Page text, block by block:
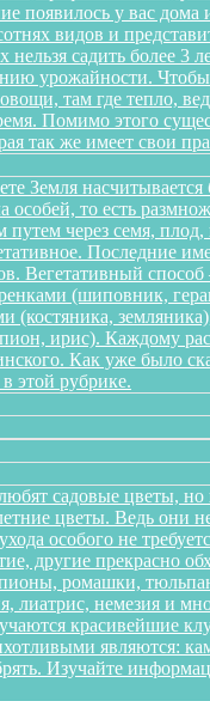
появилось у вас
видов и
садить более 3
урожайности. Чтобы
там где тепло,
Помимо этого
так же имеет свои
Земля
то есть
через семя,
Последние
Вегетативный способ
(шиповник,
(костяника,
ирис). Каждому
Как уже было
этой рубрике.
садовые цветы,
цветы. Ведь они
особого не
другие прекрасно
ромашки,
лиатрис, немезия и
красивейшие
являются:
Изучайте